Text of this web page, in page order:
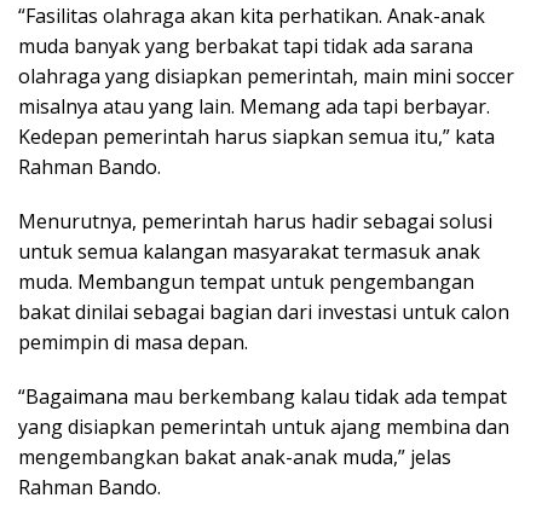
“Fasilitas olahraga akan kita perhatikan. Anak-anak
muda banyak yang berbakat tapi tidak ada sarana
olahraga yang disiapkan pemerintah, main mini soccer
misalnya atau yang lain. Memang ada tapi berbayar.
Kedepan pemerintah harus siapkan semua itu,” kata
Rahman Bando.
Menurutnya, pemerintah harus hadir sebagai solusi
untuk semua kalangan masyarakat termasuk anak
muda. Membangun tempat untuk pengembangan
bakat dinilai sebagai bagian dari investasi untuk calon
pemimpin di masa depan.
“Bagaimana mau berkembang kalau tidak ada tempat
yang disiapkan pemerintah untuk ajang membina dan
mengembangkan bakat anak-anak muda,” jelas
Rahman Bando.